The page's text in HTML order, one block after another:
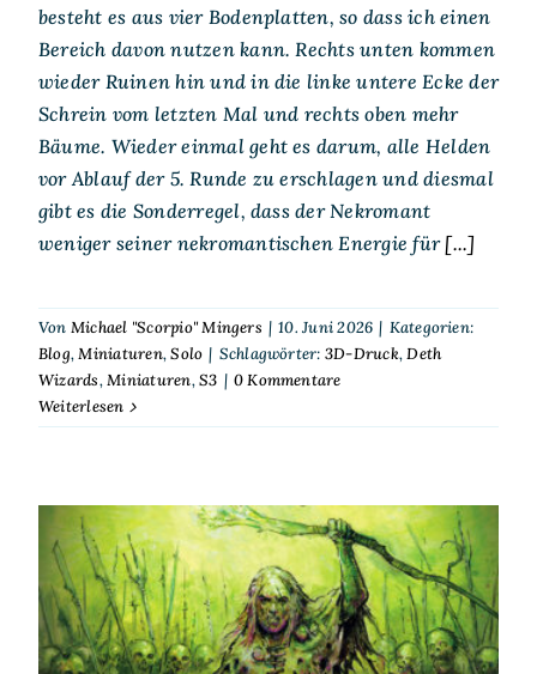
besteht es aus vier Bodenplatten, so dass ich einen
Bereich davon nutzen kann. Rechts unten kommen
wieder Ruinen hin und in die linke untere Ecke der
Schrein vom letzten Mal und rechts oben mehr
Bäume. Wieder einmal geht es darum, alle Helden
vor Ablauf der 5. Runde zu erschlagen und diesmal
gibt es die Sonderregel, dass der Nekromant
weniger seiner nekromantischen Energie für[...]
Von Michael "Scorpio" Mingers | 10. Juni 2026 | Kategorien:
Blog,Miniaturen,Solo | Schlagwörter: 3D-Druck,Deth
Wizards,Miniaturen,S3 | 0 Kommentare
Weiterlesen
Scorp spielt Solo – S³ – Deth